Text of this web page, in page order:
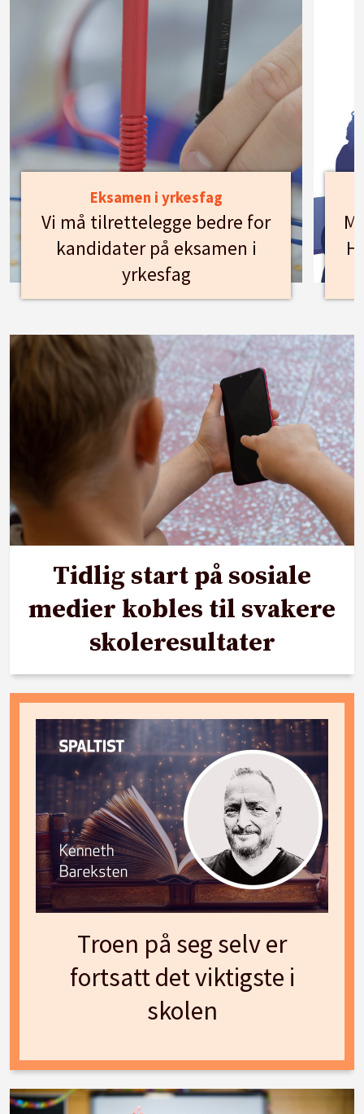
Eksamen i yrkesfag
Vi må tilrettelegge bedre for
kandidater på eksamen i
yrkesfag
Tidlig start på sosiale
medier kobles til svakere
skoleresultater
Troen på seg selv er
fortsatt det viktigste i
skolen